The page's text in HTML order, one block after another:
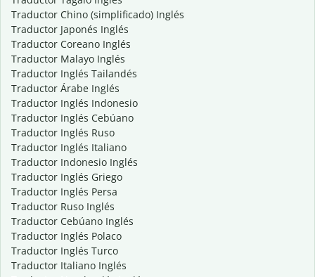
Traductor Chino (simplificado) Inglés
Traductor Japonés Inglés
Traductor Coreano Inglés
Traductor Malayo Inglés
Traductor Inglés Tailandés
Traductor Árabe Inglés
Traductor Inglés Indonesio
Traductor Inglés Cebúano
Traductor Inglés Ruso
Traductor Inglés Italiano
Traductor Indonesio Inglés
Traductor Inglés Griego
Traductor Inglés Persa
Traductor Ruso Inglés
Traductor Cebúano Inglés
Traductor Inglés Polaco
Traductor Inglés Turco
Traductor Italiano Inglés